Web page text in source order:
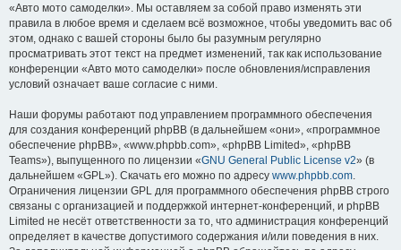
«Авто мото самоделки». Мы оставляем за собой право изменять эти
правила в любое время и сделаем всё возможное, чтобы уведомить вас об
этом, однако с вашей стороны было бы разумным регулярно
просматривать этот текст на предмет изменений, так как использование
конференции «Авто мото самоделки» после обновления/исправления
условий означает ваше согласие с ними.
Наши форумы работают под управлением программного обеспечения
для создания конференций phpBB (в дальнейшем «они», «программное
обеспечение phpBB», «www.phpbb.com», «phpBB Limited», «phpBB
Teams»), выпущенного по лицензии «GNU General Public License v2» (в
дальнейшем «GPL»). Скачать его можно по адресу www.phpbb.com.
Ограничения лицензии GPL для программного обеспечения phpBB строго
связаны с организацией и поддержкой интернет-конференций, и phpBB
Limited не несёт ответственности за то, что администрация конференций
определяет в качестве допустимого содержания и/или поведения в них.